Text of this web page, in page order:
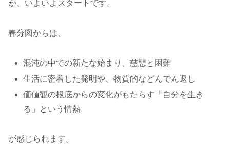
が、いよいよスタートです。
春分図からは、
混沌の中での新たな始まり、慈悲と困難
生活に密着した発明や、物質的などんでん返し
価値観の根底からの変化がもたらす「自分を生き
る」という情熱
が感じられます。